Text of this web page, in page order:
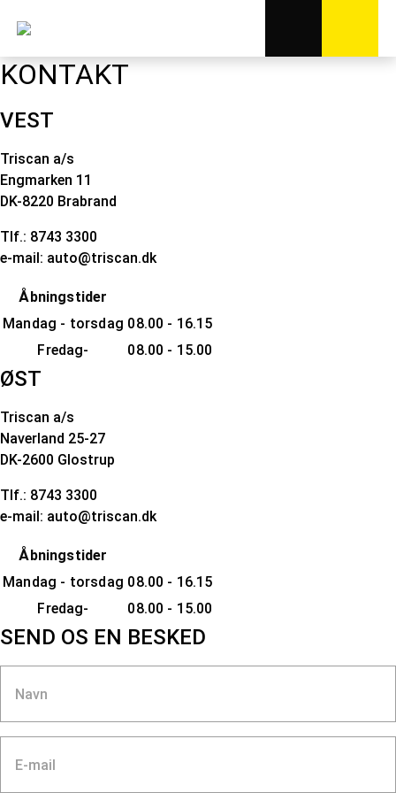
KONTAKT
VEST
Triscan a/s
Engmarken 11
DK-8220 Brabrand
Tlf.: 8743 3300
e-mail: auto@triscan.dk
Åbningstider
Mandag - torsdag 08.00 - 16.15
Fredag-
08.00 - 15.00
ØST
Triscan a/s
Naverland 25-27
DK-2600 Glostrup
Tlf.: 8743 3300
e-mail: auto@triscan.dk
Åbningstider
Mandag - torsdag 08.00 - 16.15
Fredag-
08.00 - 15.00
SEND OS EN BESKED